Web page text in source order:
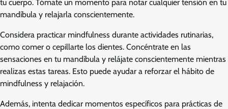
tu cuerpo. Tómate un momento para notar cualquier tensión en tu
mandíbula y relajarla conscientemente.
Considera practicar mindfulness durante actividades rutinarias,
como comer o cepillarte los dientes. Concéntrate en las
sensaciones en tu mandíbula y relájate conscientemente mientras
realizas estas tareas. Esto puede ayudar a reforzar el hábito de
mindfulness y relajación.
Además, intenta dedicar momentos específicos para prácticas de